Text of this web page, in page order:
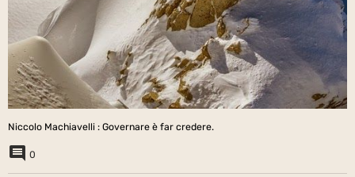
Niccolo Machiavelli : Governare è far credere.
0